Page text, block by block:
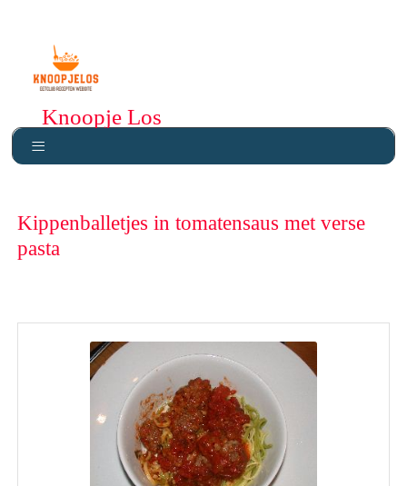
Knoopje Los
Kippenballetjes in tomatensaus met verse
pasta